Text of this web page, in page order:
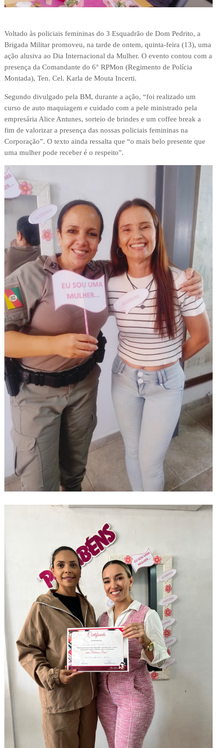
Voltado às policiais femininas do 3 Esquadrão de Dom Pedrito, a
Brigada Militar promoveu, na tarde de ontem, quinta-feira (13), uma
ação alusiva ao Dia Internacional da Mulher. O evento contou com a
presença da Comandante do 6° RPMon (Regimento de Polícia
Montada), Ten. Cel. Karla de Mouta Incerti.
Segundo divulgado pela BM, durante a ação, “foi realizado um
curso de auto maquiagem e cuidado com a pele ministrado pela
empresária Alice Antunes, sorteio de brindes e um coffee break a
fim de valorizar a presença das nossas policiais femininas na
Corporação”. O texto ainda ressalta que “o mais belo presente que
uma mulher pode receber é o respeito".